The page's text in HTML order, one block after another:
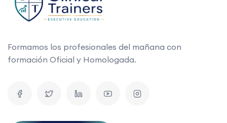
Formamos los profesionales del mañana con
formación Oficial y Homologada.